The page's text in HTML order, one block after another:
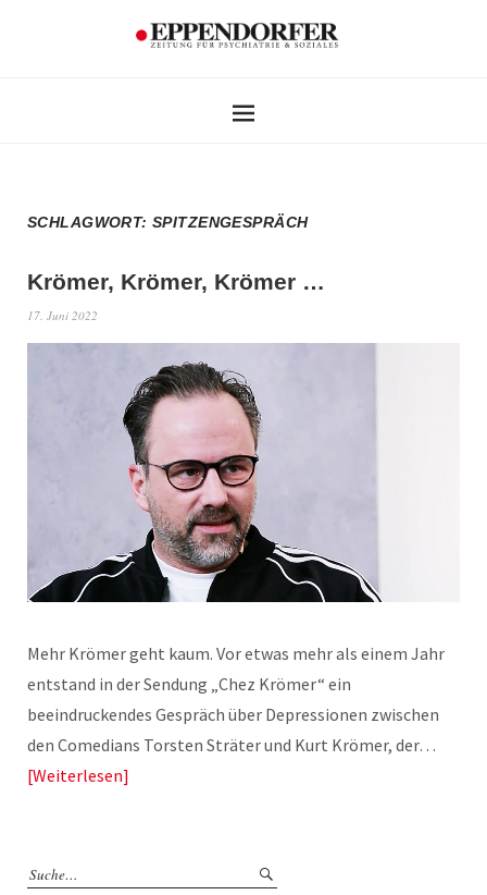
SCHLAGWORT:SPITZENGESPRÄCH
Krömer, Krömer, Krömer …
17. Juni 2022
Mehr Krömer geht kaum. Vor etwas mehr als einem Jahr
entstand in der Sendung „Chez Krömer“ ein
beeindruckendes Gespräch über Depressionen zwischen
den Comedians Torsten Sträter und Kurt Krömer, der…
Weiterlesen